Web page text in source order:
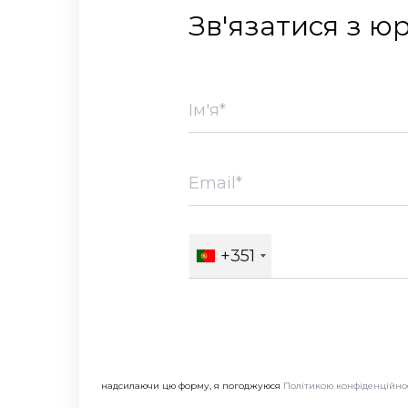
Зв'язатися з
+351
надсилаючи цю форму, я погоджуюся Політикою